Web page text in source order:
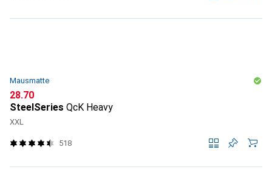
Mausmatte
CHF
28.70
SteelSeries QcK Heavy
XXL
518